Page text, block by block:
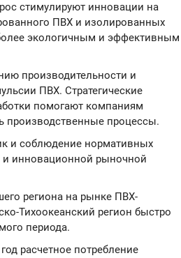
стимулируют инновации на
ПВХ и изолированных
экологичным и эффективным
производительности и
ПВХ. Стратегические
помогают компаниям
производственные процессы.
и соблюдение нормативных
и инновационной рыночной
региона на рынке ПВХ-
Тихоокеанский регион быстро
периода.
расчетное потребление